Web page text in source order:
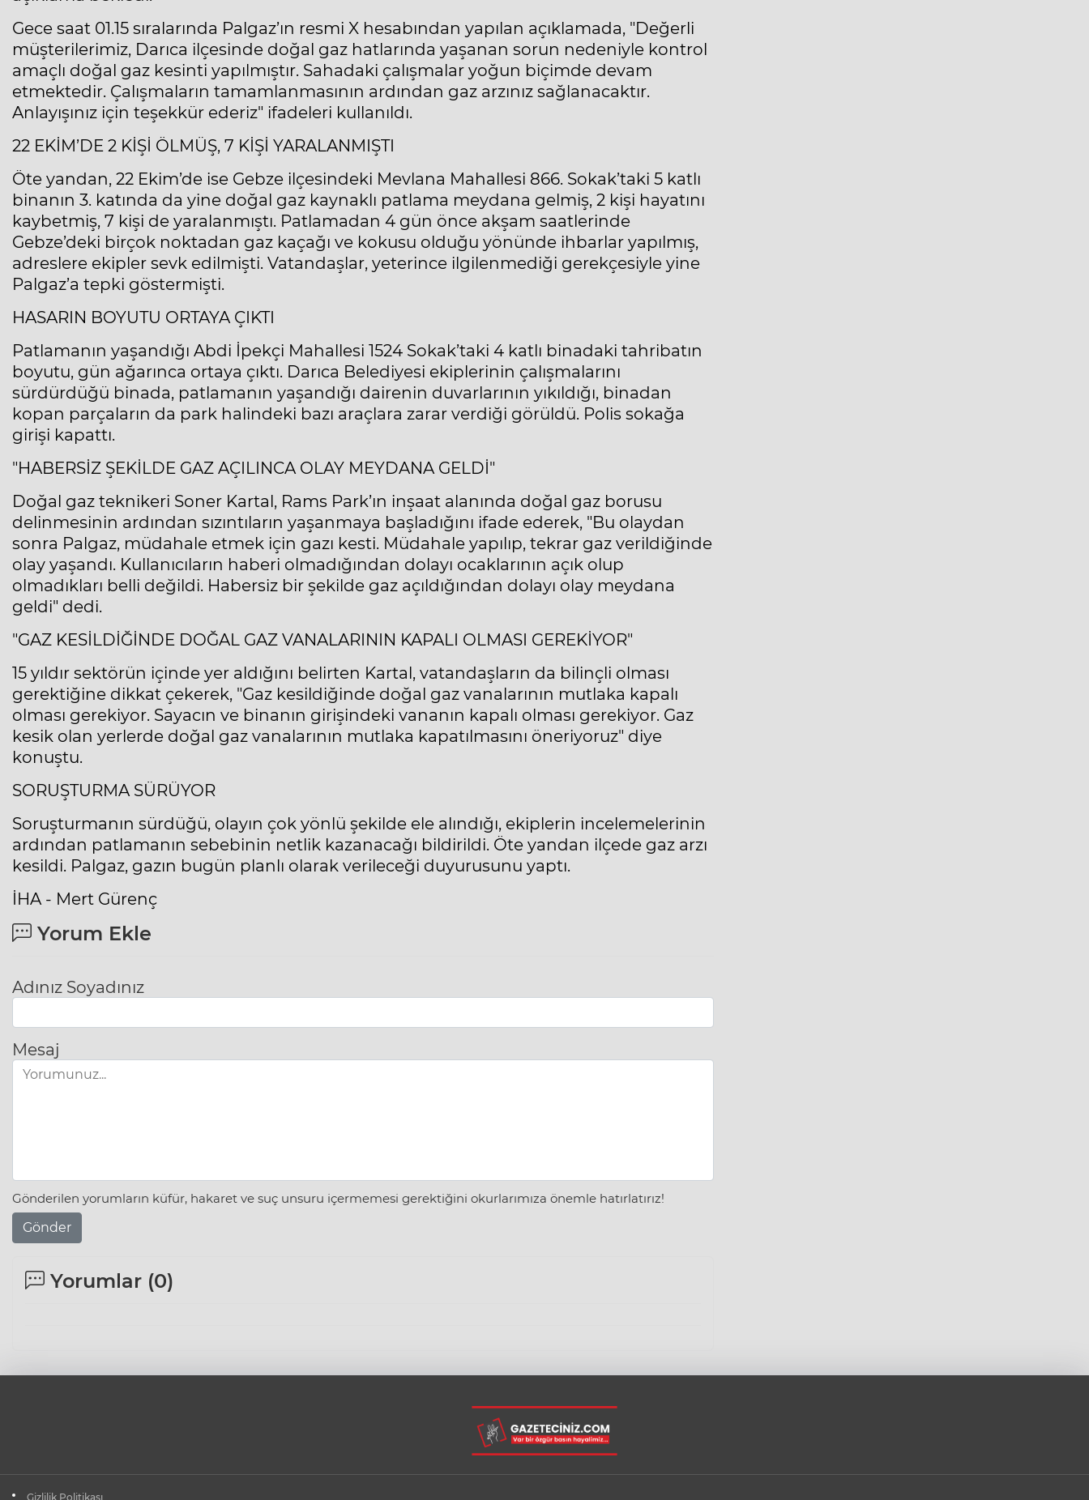
Gece saat 01.15 sıralarında Palgaz’ın resmi X hesabından yapılan açıklamada, "Değerli
müşterilerimiz, Darıca ilçesinde doğal gaz hatlarında yaşanan sorun nedeniyle kontrol
amaçlı doğal gaz kesinti yapılmıştır. Sahadaki çalışmalar yoğun biçimde devam
etmektedir. Çalışmaların tamamlanmasının ardından gaz arzınız sağlanacaktır.
Anlayışınız için teşekkür ederiz" ifadeleri kullanıldı.
22 EKİM’DE 2 KİŞİ ÖLMÜŞ, 7 KİŞİ YARALANMIŞTI
Öte yandan, 22 Ekim’de ise Gebze ilçesindeki Mevlana Mahallesi 866. Sokak’taki 5 katlı
binanın 3. katında da yine doğal gaz kaynaklı patlama meydana gelmiş, 2 kişi hayatını
kaybetmiş, 7 kişi de yaralanmıştı. Patlamadan 4 gün önce akşam saatlerinde
Gebze’deki birçok noktadan gaz kaçağı ve kokusu olduğu yönünde ihbarlar yapılmış,
adreslere ekipler sevk edilmişti. Vatandaşlar, yeterince ilgilenmediği gerekçesiyle yine
Palgaz’a tepki göstermişti.
HASARIN BOYUTU ORTAYA ÇIKTI
Patlamanın yaşandığı Abdi İpekçi Mahallesi 1524 Sokak’taki 4 katlı binadaki tahribatın
boyutu, gün ağarınca ortaya çıktı. Darıca Belediyesi ekiplerinin çalışmalarını
sürdürdüğü binada, patlamanın yaşandığı dairenin duvarlarının yıkıldığı, binadan
kopan parçaların da park halindeki bazı araçlara zarar verdiği görüldü. Polis sokağa
girişi kapattı.
"HABERSİZ ŞEKİLDE GAZ AÇILINCA OLAY MEYDANA GELDİ"
Doğal gaz teknikeri Soner Kartal, Rams Park’ın inşaat alanında doğal gaz borusu
delinmesinin ardından sızıntıların yaşanmaya başladığını ifade ederek, "Bu olaydan
sonra Palgaz, müdahale etmek için gazı kesti. Müdahale yapılıp, tekrar gaz verildiğinde
olay yaşandı. Kullanıcıların haberi olmadığından dolayı ocaklarının açık olup
olmadıkları belli değildi. Habersiz bir şekilde gaz açıldığından dolayı olay meydana
geldi" dedi.
"GAZ KESİLDİĞİNDE DOĞAL GAZ VANALARININ KAPALI OLMASI GEREKİYOR"
15 yıldır sektörün içinde yer aldığını belirten Kartal, vatandaşların da bilinçli olması
gerektiğine dikkat çekerek, "Gaz kesildiğinde doğal gaz vanalarının mutlaka kapalı
olması gerekiyor. Sayacın ve binanın girişindeki vananın kapalı olması gerekiyor. Gaz
kesik olan yerlerde doğal gaz vanalarının mutlaka kapatılmasını öneriyoruz" diye
konuştu.
SORUŞTURMA SÜRÜYOR
Soruşturmanın sürdüğü, olayın çok yönlü şekilde ele alındığı, ekiplerin incelemelerinin
ardından patlamanın sebebinin netlik kazanacağı bildirildi. Öte yandan ilçede gaz arzı
kesildi. Palgaz, gazın bugün planlı olarak verileceği duyurusunu yaptı.
İHA - Mert Gürenç
Yorum Ekle
Adınız Soyadınız
Mesaj
Gönderilen yorumların küfür, hakaret ve suç unsuru içermemesi gerektiğini okurlarımıza önemle hatırlatırız!
Gönder
Yorumlar (0)
Gizlilik Politikası